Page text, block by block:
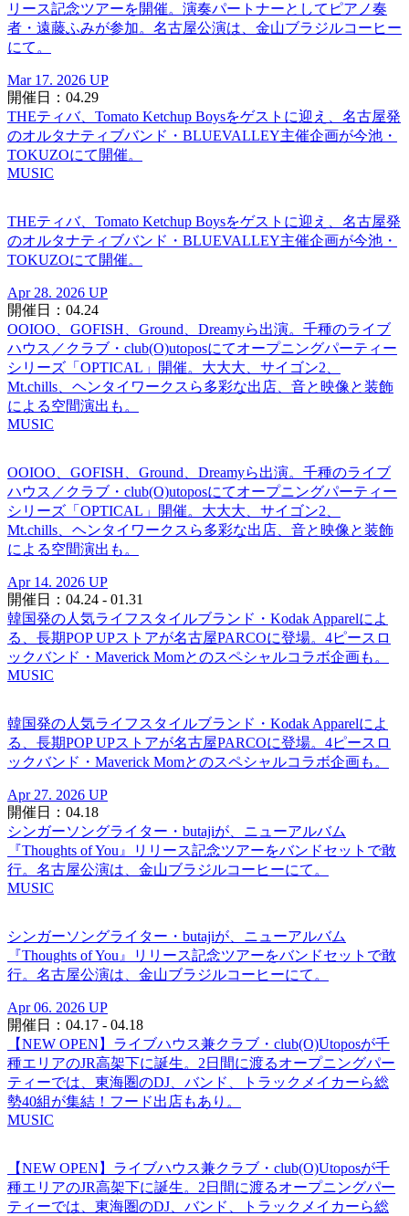
リース記念ツアーを開催。演奏パートナーとしてピアノ奏
者・遠藤ふみが参加。名古屋公演は、金山ブラジルコーヒー
にて。
Mar 17. 2026 UP
開催日：04.29
THEティバ、Tomato Ketchup Boysをゲストに迎え、名古屋発
のオルタナティブバンド・BLUEVALLEY主催企画が今池・
TOKUZOにて開催。
MUSIC
THEティバ、Tomato Ketchup Boysをゲストに迎え、名古屋発
のオルタナティブバンド・BLUEVALLEY主催企画が今池・
TOKUZOにて開催。
Apr 28. 2026 UP
開催日：04.24
OOIOO、GOFISH、Ground、Dreamyら出演。千種のライブ
ハウス／クラブ・club(O)utoposにてオープニングパーティー
シリーズ「OPTICAL」開催。大大大、サイゴン2、
Mt.chills、ヘンタイワークスら多彩な出店、音と映像と装飾
による空間演出も。
MUSIC
OOIOO、GOFISH、Ground、Dreamyら出演。千種のライブ
ハウス／クラブ・club(O)utoposにてオープニングパーティー
シリーズ「OPTICAL」開催。大大大、サイゴン2、
Mt.chills、ヘンタイワークスら多彩な出店、音と映像と装飾
による空間演出も。
Apr 14. 2026 UP
開催日：04.24 - 01.31
韓国発の人気ライフスタイルブランド・Kodak Apparelによ
る、長期POP UPストアが名古屋PARCOに登場。4ピースロ
ックバンド・Maverick Momとのスペシャルコラボ企画も。
MUSIC
韓国発の人気ライフスタイルブランド・Kodak Apparelによ
る、長期POP UPストアが名古屋PARCOに登場。4ピースロ
ックバンド・Maverick Momとのスペシャルコラボ企画も。
Apr 27. 2026 UP
開催日：04.18
シンガーソングライター・butajiが、ニューアルバム
『Thoughts of You』リリース記念ツアーをバンドセットで敢
行。名古屋公演は、金山ブラジルコーヒーにて。
MUSIC
シンガーソングライター・butajiが、ニューアルバム
『Thoughts of You』リリース記念ツアーをバンドセットで敢
行。名古屋公演は、金山ブラジルコーヒーにて。
Apr 06. 2026 UP
開催日：04.17 - 04.18
【NEW OPEN】ライブハウス兼クラブ・club(O)Utoposが千
種エリアのJR高架下に誕生。2日間に渡るオープニングパー
ティーでは、東海圏のDJ、バンド、トラックメイカーら総
勢40組が集結！フード出店もあり。
MUSIC
【NEW OPEN】ライブハウス兼クラブ・club(O)Utoposが千
種エリアのJR高架下に誕生。2日間に渡るオープニングパー
ティーでは、東海圏のDJ、バンド、トラックメイカーら総